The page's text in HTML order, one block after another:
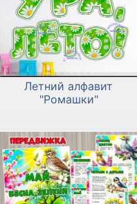
Летний алфавит
"Ромашки"